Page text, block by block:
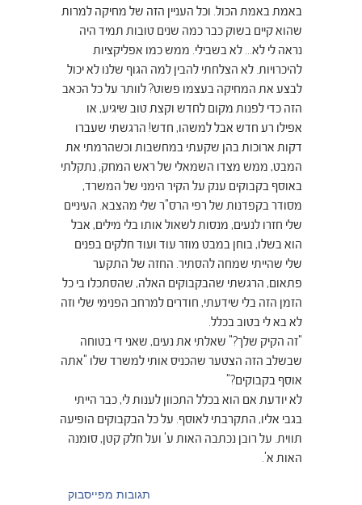
באמת באמת הכול. וכל העניין הזה של מחיקה למרות
שהוא קיים בשוק כבר כמה שנים טובות תמיד היה
נראה לי לא… לא בשבילי. ממש כמו אפליקציות
להיכרויות. לא הצלחתי להבין למה הגוף שלנו לא יכול
לבצע את המחיקה בעצמו פשוט? לוותר על כל הכאב
הזה כדי לפנות מקום לחדש וקצת טוב שיגיע, או
אפילו רע חדש אבל למשהו, חדש! הרגשתי שעברו
דקות ארוכות בהן שקעתי במחשבות וכשהרמתי את
המבט, ממש מצדו השמאלי של ראש המחק, נתקלתי
באוסף בקבוקים ענק על הקיר הימני של המשרד,
מסודר בקפדנות של רפי הרס"ר שלי מהצבא. העיניים
שלי חזרו לנעים, מנסות לשאול אותו בלי מילים, אבל
הוא בשלו, בוחן במבט מוזר עוד ועוד חלקים בפנים
שלי שהייתי שמחה להסתיר. החזה של התקער
פתאום, הרגשתי שהבקבוקים האלה, שהסתכלו בי כל
הזמן הזה בלי שידעתי, חודרים למרחב הפנימי שלי וזה
לא בא לי בטוב בכלל.
"זה הקיק שלך?" שאלתי את נעים, שאני די בטוחה
שבשלב הזה הצטער שהכניס אותי למשרד שלו "אתה
אוסף בקבוקים?"
לא יודעת אם הוא בכלל התכוון לענות לי, כבר הייתי
בגבי אליו, התקרבתי לאוסף. על כל הבקבוקים הופיעה
תווית. על רובן נכתבה האות ע' ועל חלק קטן, סומנה
האות א'.
תגובות מפייסבוק